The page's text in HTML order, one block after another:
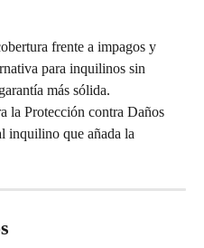
frente a impagos y
para inquilinos sin
más sólida.
la Protección contra Daños
inquilino que añada la